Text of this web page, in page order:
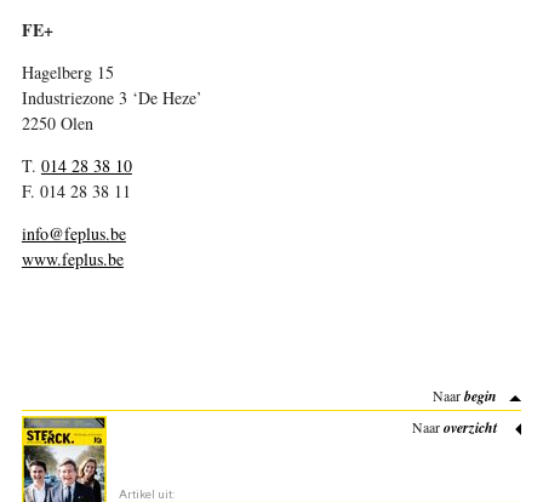
FE+
Hagelberg 15
Industriezone 3 ‘De Heze’
2250 Olen
T. 014 28 38 10
F. 014 28 38 11
info@feplus.be
www.feplus.be
Naarbegin
Naaroverzicht
Artikel uit: